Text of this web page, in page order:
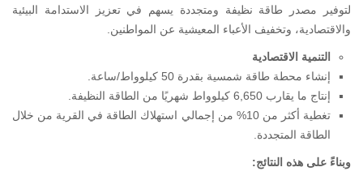
لتوفير مصدر طاقة نظيفة ومتجددة يسهم في تعزيز الاستدامة البيئية
والاقتصادية، وتخفيف الأعباء المعيشية عن المواطنين.
التنمية الاقتصادية
إنشاء محطة طاقة شمسية بقدرة 50 كيلوواط/ساعة.
إنتاج ما يقارب 6,650 كيلوواط شهريًا من الطاقة النظيفة.
تغطية أكثر من 10% من إجمالي استهلاك الطاقة في القرية من خلال
الطاقة المتجددة.
وبناءً على هذه النتائج: